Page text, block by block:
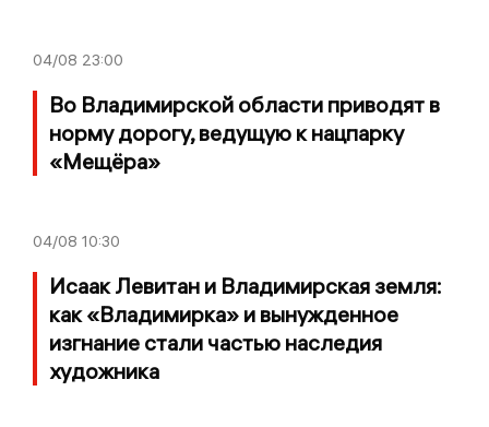
04/08 23:00
Во Владимирской области приводят в
норму дорогу, ведущую к нацпарку
«Мещёра»
04/08 10:30
Исаак Левитан и Владимирская земля:
как «Владимирка» и вынужденное
изгнание стали частью наследия
художника